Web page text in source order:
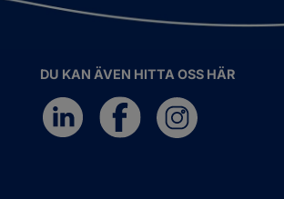
DU KAN ÄVEN HITTA OSS HÄR